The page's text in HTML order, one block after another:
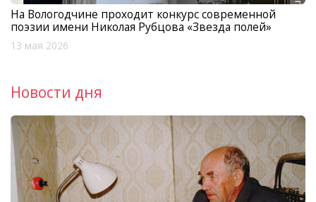
На Вологодчине проходит конкурс современной
поэзии имени Николая Рубцова «Звезда полей»
13 мая 2026
Новости дня